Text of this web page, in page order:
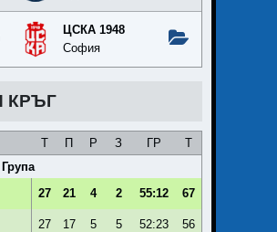
ЦСКА 1948
София
КРЪГ
Т П Р З ГР
Т
27 21 4 2 55:12 67
27 17 5 5 52:23 56